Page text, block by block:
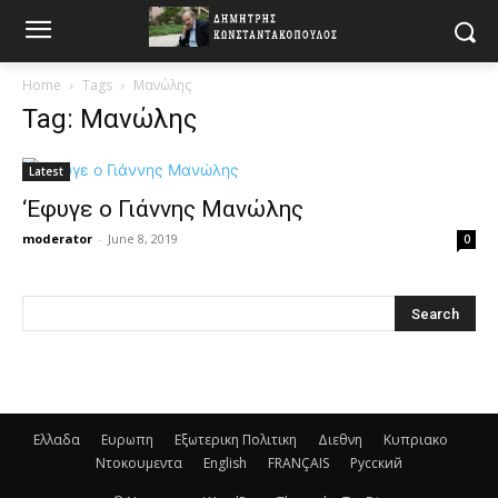
Home Tags Μανώλης
Tag: Μανώλης
Latest
‘Εφυγε ο Γιάννης Μανώλης
moderator - June 8, 2019 0
Ελλαδα Ευρωπη Εξωτερικη Πολιτικη Διεθνη
Κυπριακο
Ντοκουμεντα
English FRANÇAIS Русский